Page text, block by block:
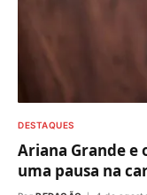
DESTAQUES
Ariana Grande e
uma pausa na